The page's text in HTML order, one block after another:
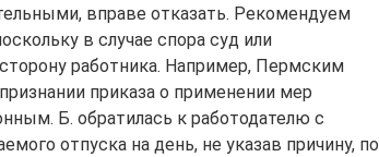
вправе отказать. Рекомендуем
в случае спора суд или
работника. Например, Пермским
приказа о применении мер
Б. обратилась к работодателю с
отпуска на день, не указав причину, по